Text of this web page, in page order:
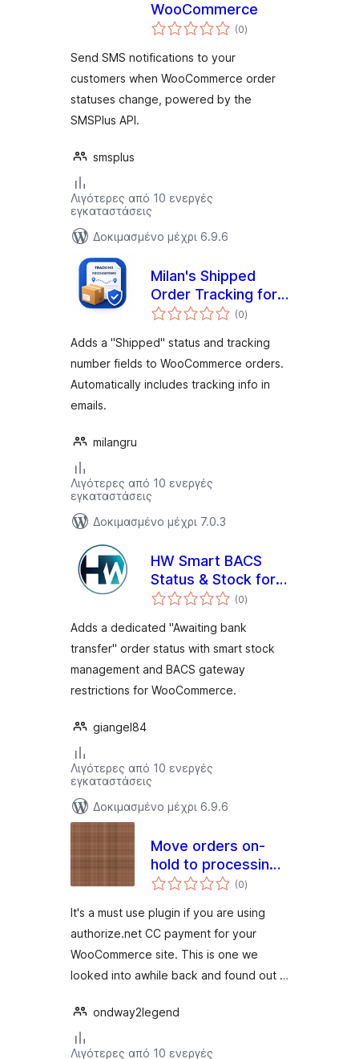
WooCommerce
(0αξιολογήσεις
σύνολο
)
Send SMS notifications to your
customers when WooCommerce order
statuses change, powered by the
SMSPlus API.
smsplus
Λιγότερες από 10 ενεργές
εγκαταστάσεις
Δοκιμασμένο μέχρι 6.9.6
Milan's Shipped
Order Tracking for
Woo
(0αξιολογήσεις
σύνολο
)
Adds a "Shipped" status and tracking
number fields to WooCommerce orders.
Automatically includes tracking info in
emails.
milangru
Λιγότερες από 10 ενεργές
εγκαταστάσεις
Δοκιμασμένο μέχρι 7.0.3
HW Smart BACS
Status & Stock for
WooCommerce
(0αξιολογήσεις
σύνολο
)
Adds a dedicated "Awaiting bank
transfer" order status with smart stock
management and BACS gateway
restrictions for WooCommerce.
giangel84
Λιγότερες από 10 ενεργές
εγκαταστάσεις
Δοκιμασμένο μέχρι 6.9.6
Move orders on-
hold to processing
if successful
payment
(0αξιολογήσεις
σύνολο
)
It's a must use plugin if you are using
authorize.net CC payment for your
WooCommerce site. This is one we
looked into awhile back and found out …
ondway2legend
Λιγότερες από 10 ενεργές